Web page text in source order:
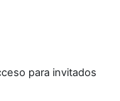
para invitados